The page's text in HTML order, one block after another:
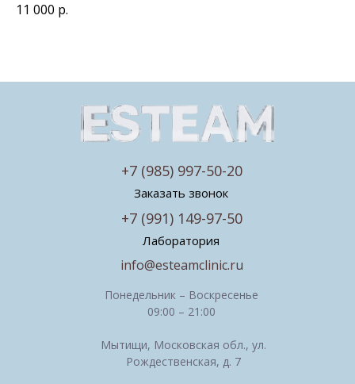
11 000 р.
Понедельник – Воскресенье
09:00 – 21:00
Мытищи, Московская обл., ул.
Рождественская, д. 7
Заказать звонок
Лаборатория
info@esteamclinic.ru
+7 (991) 149-97-50
+7 (985) 997-50-20